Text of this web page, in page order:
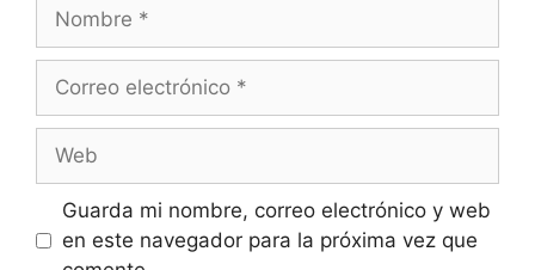
electrónico
Guarda mi nombre, correo electrónico y web
en este navegador para la próxima vez que